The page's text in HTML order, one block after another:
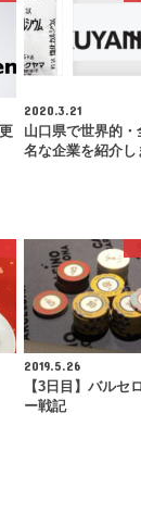
2020.3.21
山口県で世界的・
名な企業を紹介し
2019.5.26
【3日目】バルセ
ー戦記